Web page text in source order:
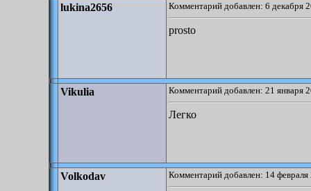
lukina2656 Комментарий добавлен: 6 декабря
prosto
Vikulia Комментарий добавлен: 21 января
Легко
Volkodav Комментарий добавлен: 14